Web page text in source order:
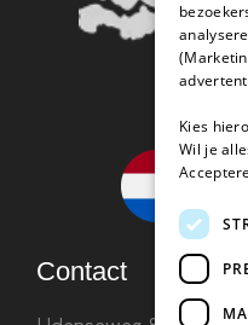
Contact
Kies
Wil je